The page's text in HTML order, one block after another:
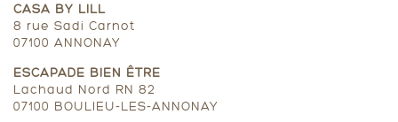
CASA BY LILL
8 rue Sadi Carnot
07100 ANNONAY
ESCAPADE BIEN ÊTRE
Lachaud Nord RN 82
07100 BOULIEU-LES-ANNONAY